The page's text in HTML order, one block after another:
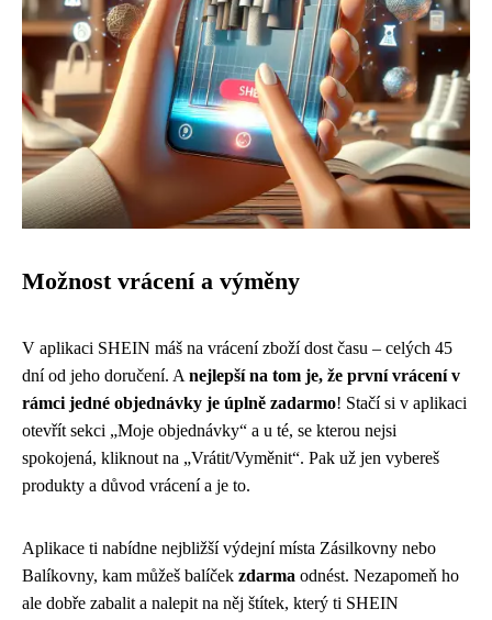
Možnost vrácení a výměny
V aplikaci SHEIN máš na vrácení zboží dost času – celých 45
dní od jeho doručení. A nejlepší na tom je, že první vrácení v
rámci jedné objednávky je úplně zadarmo! Stačí si v aplikaci
otevřít sekci „Moje objednávky“ a u té, se kterou nejsi
spokojená, kliknout na „Vrátit/Vyměnit“. Pak už jen vybereš
produkty a důvod vrácení a je to.
Aplikace ti nabídne nejbližší výdejní místa Zásilkovny nebo
Balíkovny, kam můžeš balíček zdarma odnést. Nezapomeň ho
ale dobře zabalit a nalepit na něj štítek, který ti SHEIN